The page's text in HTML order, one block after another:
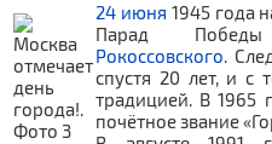
24 июня 1945 года
Парад
Рокоссовского.
спустя 20 лет, и с
традицией. В 1965
почётное звание